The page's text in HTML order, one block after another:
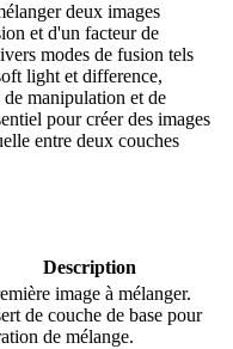
deux images
et d'un facteur de
modes de fusion tels
light et difference,
manipulation et de
pour créer des images
entre deux couches
Description
image à mélanger.
de couche de base pour
de mélange.